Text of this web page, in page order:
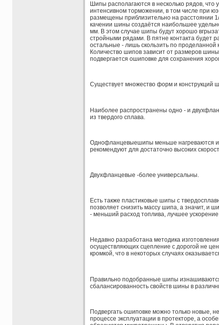
Шипы располагаются в несколько рядов, что
интенсивном торможении, в том числе при
размещены приблизительно на расстоянии
качении шины создаётся наибольшее
мм. В этом случае шипы будут хорошо
стройными рядами. В пятне контакта будет
остальные - лишь скользить по проделанной
Количество шипов зависит от размеров
подвергается ошиповке для сохранения
Существует множество форм и конструкций
Наиболее распространены одно - и
из твердого сплава.
Однофланцевыешипы меньше нагреваются
рекомендуют для достаточно высоких
Двухфланцевые -более универсальны.
Есть также пластиковые шипы с
позволяет снизить массу шипа, а значит, и
- меньший расход топлива, лучшее
Недавно разработана методика
осуществляющих сцепление с дорогой не
кромкой, что в некоторых случаях
Правильно подобранные шипы
сбалансированность свойств шины в
Подвергать ошиповке можно только новые,
процессе эксплуатации в протекторе, а